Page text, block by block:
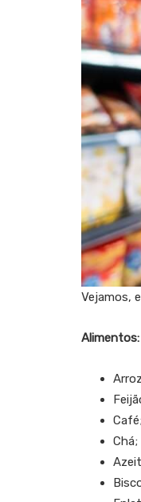
Vejamos,
Alimentos:
Café;
Chá;